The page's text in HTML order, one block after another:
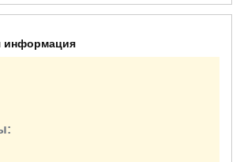
информация